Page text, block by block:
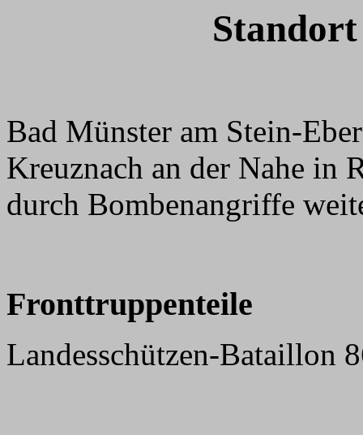
Bad Münster am Stein-
Kreuznach an der Nahe in
durch Bombenangriffe
Fronttruppenteile
Landesschützen-Bataillon